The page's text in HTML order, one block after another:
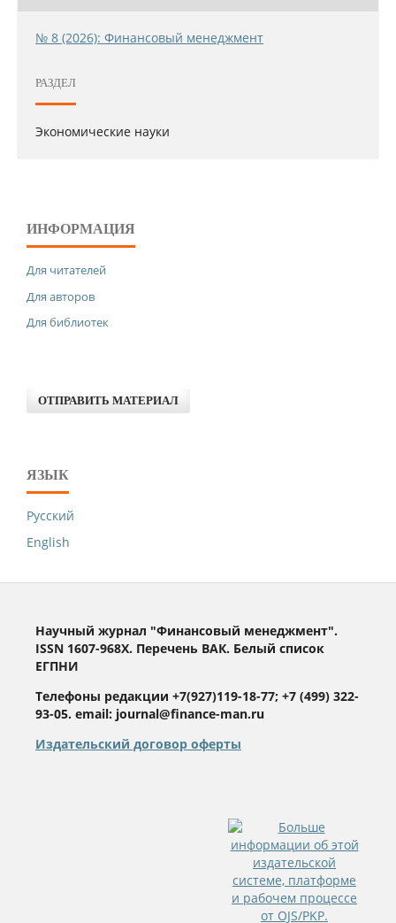
№ 8 (2026): Финансовый менеджмент
РАЗДЕЛ
Экономические науки
ИНФОРМАЦИЯ
Для читателей
Для авторов
Для библиотек
ОТПРАВИТЬ МАТЕРИАЛ
ЯЗЫК
Русский
English
Научный журнал "Финансовый менеджмент".
ISSN 1607-968X. Перечень ВАК. Белый список
ЕГПНИ
Телефоны редакции +7(927)119-18-77; +7 (499) 322-
93-05. email: journal@finance-man.ru
Издательский договор оферты